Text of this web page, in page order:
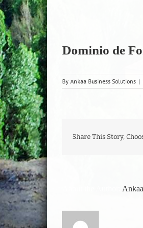
Dominio de
By Ankaa Business Solutions |
Share This Story,